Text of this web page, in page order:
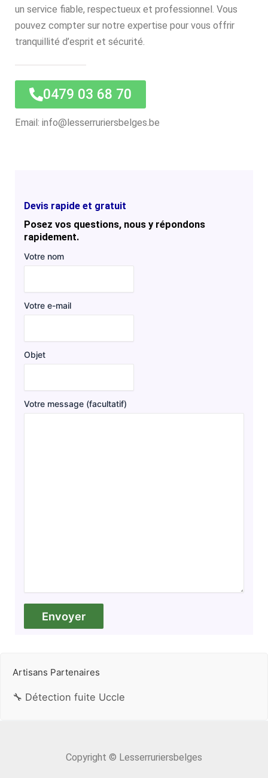
un service fiable, respectueux et professionnel. Vous
pouvez compter sur notre expertise pour vous offrir
tranquillité d’esprit et sécurité.
0479 03 68 70
Email: info@lesserruriersbelges.be
Devis rapide et gratuit
Posez vos questions, nous y répondons
rapidement.
Votre nom
Votre e-mail
Objet
Votre message (facultatif)
Artisans Partenaires
🔧 Détection fuite Uccle
Copyright © Lesserruriersbelges